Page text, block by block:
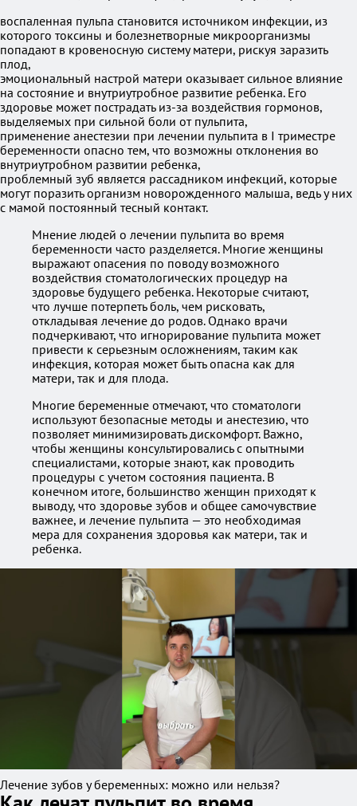
воспаленная пульпа становится источником инфекции, из
которого токсины и болезнетворные микроорганизмы
попадают в кровеносную систему матери, рискуя заразить
плод,
эмоциональный настрой матери оказывает сильное влияние
на состояние и внутриутробное развитие ребенка. Его
здоровье может пострадать из-за воздействия гормонов,
выделяемых при сильной боли от пульпита,
применение анестезии при лечении пульпита в I триместре
беременности опасно тем, что возможны отклонения во
внутриутробном развитии ребенка,
проблемный зуб является рассадником инфекций, которые
могут поразить организм новорожденного малыша, ведь у них
с мамой постоянный тесный контакт.
Мнение людей о лечении пульпита во время
беременности часто разделяется. Многие женщины
выражают опасения по поводу возможного
воздействия стоматологических процедур на
здоровье будущего ребенка. Некоторые считают,
что лучше потерпеть боль, чем рисковать,
откладывая лечение до родов. Однако врачи
подчеркивают, что игнорирование пульпита может
привести к серьезным осложнениям, таким как
инфекция, которая может быть опасна как для
матери, так и для плода.
Многие беременные отмечают, что стоматологи
используют безопасные методы и анестезию, что
позволяет минимизировать дискомфорт. Важно,
чтобы женщины консультировались с опытными
специалистами, которые знают, как проводить
процедуры с учетом состояния пациента. В
конечном итоге, большинство женщин приходят к
выводу, что здоровье зубов и общее самочувствие
важнее, и лечение пульпита — это необходимая
мера для сохранения здоровья как матери, так и
ребенка.
Лечение зубов у беременных: можно или нельзя?